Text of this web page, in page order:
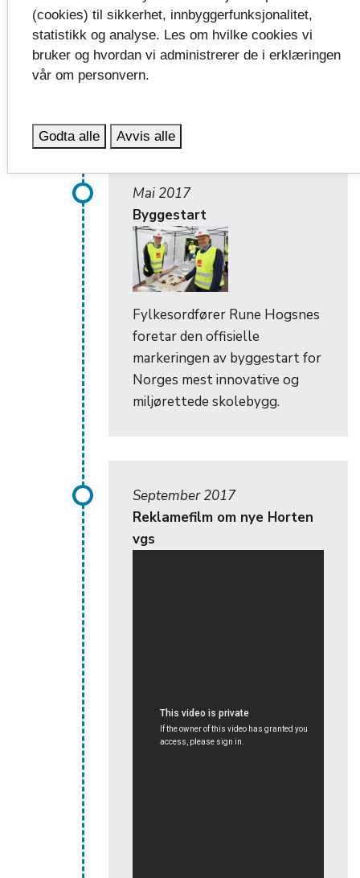
byggeperioden og drift av
anleggsmaskiner på selve
byggeplassen må foregå
fossilfritt.
Mai 2017
Byggestart
Fylkesordfører Rune Hogsnes
foretar den offisielle
markeringen av byggestart for
Norges mest innovative og
miljørettede skolebygg.
September 2017
Reklamefilm om nye Horten
vgs
(cookies) til sikkerhet, innbyggerfunksjonalitet,
statistikk og analyse. Les om hvilke cookies vi
bruker og hvordan vi administrerer de i erklæringen
vår om personvern.
Godta alle Avvis alle